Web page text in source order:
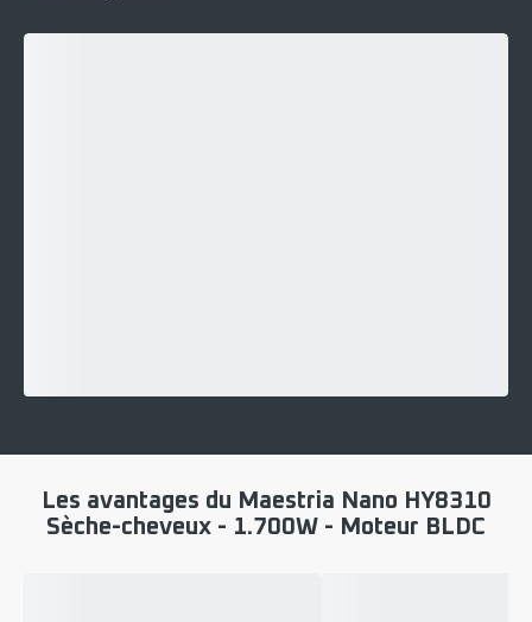
Les avantages du Maestria Nano HY8310
Sèche-cheveux - 1.700W - Moteur BLDC